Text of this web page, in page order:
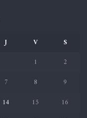
J V
S
1
2
7 8
9
14 15
16